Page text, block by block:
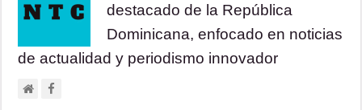
destacado de la República
Dominicana, enfocado en noticias
de actualidad y periodismo innovador